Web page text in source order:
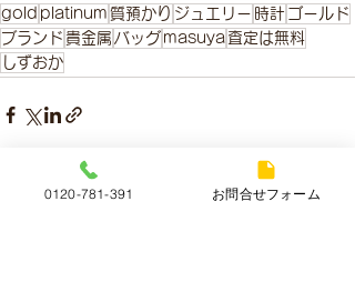
gold platinum 質預かり ジュエリー 時計 ゴールド
ブランド 貴金属 バッグ masuya 査定は無料
しずおか
最新記事 すべて表示
0120-781-391 お問合せフォーム